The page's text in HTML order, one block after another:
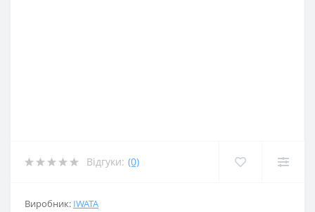
Відгуки: (0)
Виробник: IWATA